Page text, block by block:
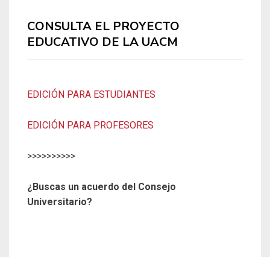
CONSULTA EL PROYECTO
EDUCATIVO DE LA UACM
EDICIÓN PARA ESTUDIANTES
EDICIÓN PARA PROFESORES
>>>>>>>>>>
¿Buscas un acuerdo del Consejo
Universitario?